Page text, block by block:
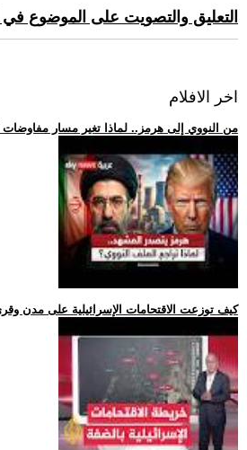
التعليق والتصويت على الموضوع في
اخر الافلام
.. من النووي إلى هرمز.. لماذا تغير مسار مفاوضات
.. كيف توزعت الاقتحامات الإسرائيلية على مدن